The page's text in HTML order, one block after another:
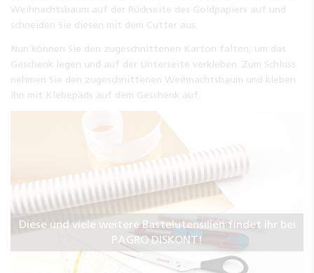
Weihnachtsbaum auf der Rückseite des Goldpapiers auf und
schneiden Sie diesen mit dem Cutter aus.
Nun können Sie den zugeschnittenen Karton falten, um das
Geschenk legen und auf der Unterseite verkleben. Zum Schluss
nehmen Sie den zugeschnittenen Weihnachtsbaum und kleben
ihn mit Klebepads auf dem Geschenk auf.
Diese und viele weitere Bastelutensilien findet ihr bei
PAGRO DISKONT!